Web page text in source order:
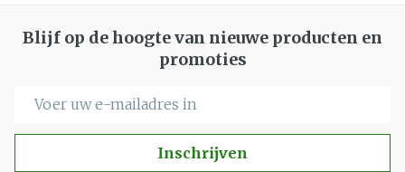
Blijf op de hoogte van nieuwe producten en
promoties
Inschrijven